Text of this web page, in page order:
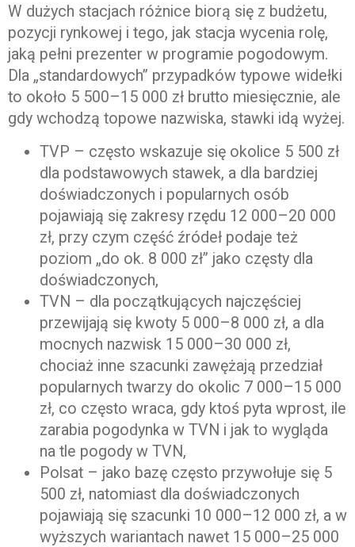
W dużych stacjach różnice biorą się z budżetu,
pozycji rynkowej i tego, jak stacja wycenia rolę,
jaką pełni prezenter w programie pogodowym.
Dla „standardowych” przypadków typowe widełki
to około 5 500–15 000 zł brutto miesięcznie, ale
gdy wchodzą topowe nazwiska, stawki idą wyżej.
TVP – często wskazuje się okolice 5 500 zł
dla podstawowych stawek, a dla bardziej
doświadczonych i popularnych osób
pojawiają się zakresy rzędu 12 000–20 000
zł, przy czym część źródeł podaje też
poziom „do ok. 8 000 zł” jako częsty dla
doświadczonych,
TVN – dla początkujących najczęściej
przewijają się kwoty 5 000–8 000 zł, a dla
mocnych nazwisk 15 000–30 000 zł,
chociaż inne szacunki zawężają przedział
popularnych twarzy do okolic 7 000–15 000
zł, co często wraca, gdy ktoś pyta wprost, ile
zarabia pogodynka w TVN i jak to wygląda
na tle pogody w TVN,
Polsat – jako bazę często przywołuje się 5
500 zł, natomiast dla doświadczonych
pojawiają się szacunki 10 000–12 000 zł, a w
wyższych wariantach nawet 15 000–25 000